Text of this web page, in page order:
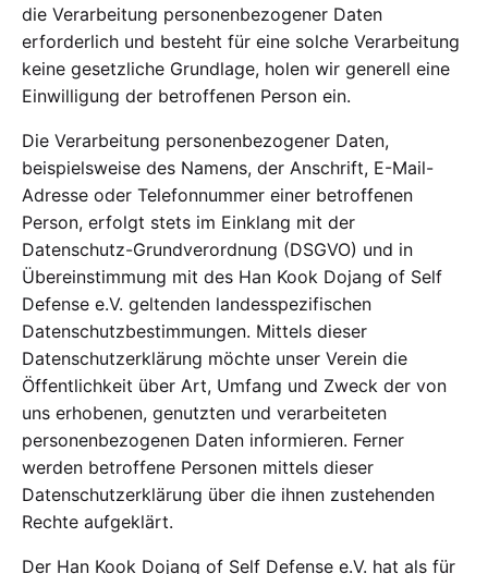
die Verarbeitung personenbezogener Daten
erforderlich und besteht für eine solche Verarbeitung
keine gesetzliche Grundlage, holen wir generell eine
Einwilligung der betroffenen Person ein.
Die Verarbeitung personenbezogener Daten,
beispielsweise des Namens, der Anschrift, E-Mail-
Adresse oder Telefonnummer einer betroffenen
Person, erfolgt stets im Einklang mit der
Datenschutz-Grundverordnung (DSGVO) und in
Übereinstimmung mit des Han Kook Dojang of Self
Defense e.V. geltenden landesspezifischen
Datenschutzbestimmungen. Mittels dieser
Datenschutzerklärung möchte unser Verein die
Öffentlichkeit über Art, Umfang und Zweck der von
uns erhobenen, genutzten und verarbeiteten
personenbezogenen Daten informieren. Ferner
werden betroffene Personen mittels dieser
Datenschutzerklärung über die ihnen zustehenden
Rechte aufgeklärt.
Der Han Kook Dojang of Self Defense e.V. hat als für